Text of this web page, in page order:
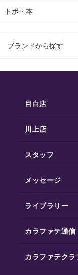
トポ・本
ブランドから探す
目白店
川上店
スタッフ
メッセージ
ライブラリー
カラファテ通信
カラファテクラ